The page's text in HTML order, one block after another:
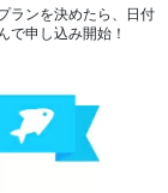
ランを決めたら、日付
で申し込み開始！